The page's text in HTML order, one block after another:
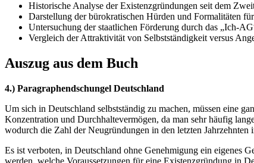
Historische Analyse der Existenzgründungen seit dem
Darstellung der bürokratischen Hürden und Formalitäten
Untersuchung der staatlichen Förderung durch das „Ich-
Vergleich der Attraktivität von Selbstständigkeit versus
Auszug aus dem Buch
4.) Paragraphendschungel Deutschland
Um sich in Deutschland selbstständig zu machen, müssen eine
Konzentration und Durchhaltevermögen, da man sehr häufig
wodurch die Zahl der Neugründungen in den letzten Jahrzehnten
Es ist verboten, in Deutschland ohne Genehmigung ein eigenes